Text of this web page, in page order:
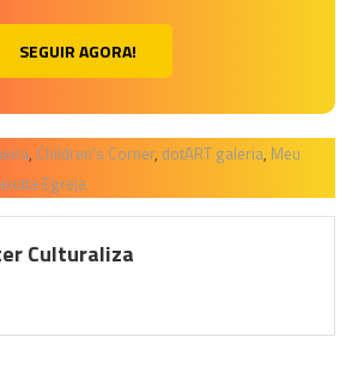
SEGUIR AGORA!
, Children’s Corner, dotART galeria, Meu
Egreja
Culturaliza